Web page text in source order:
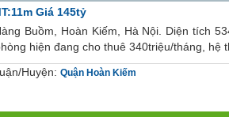
Giá 145tỷ
Buồm, Hoàn Kiếm, Hà Nội. Diện tích
hiện đang cho thuê 340triệu/tháng, hệ
Huyện: Quận Hoàn Kiếm